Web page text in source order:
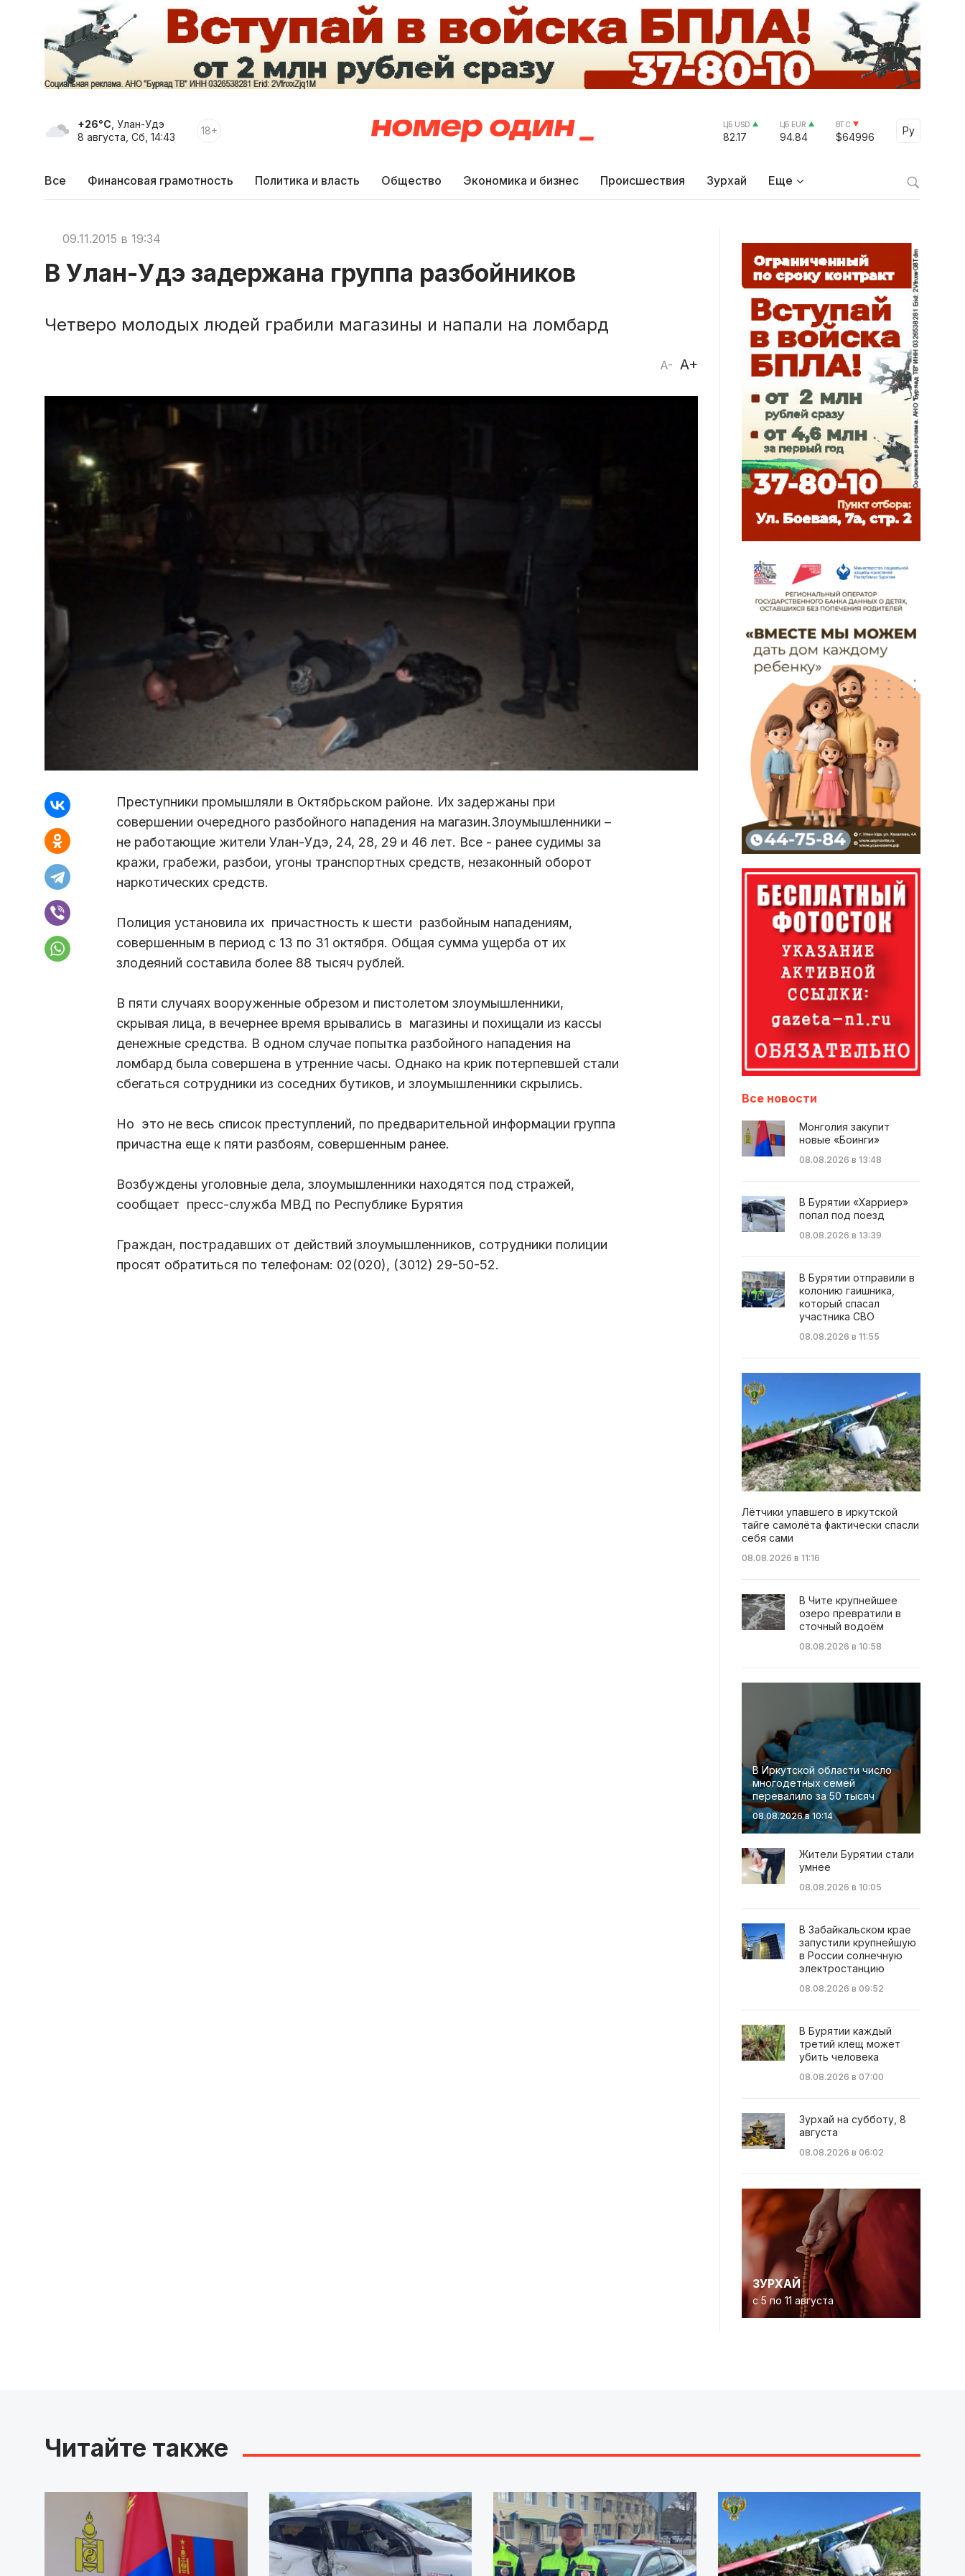
+26°C , Улан-Удэ
8 августа, Сб, 14:43
18+ ЦБ USD
82.17
ЦБ EUR
94.84
BTC
$64996
Ру
Select
Все Финансовая грамотность Политика и власть Общество Экономика и бизнес Происшествия Зурхай Еще
09.11.2015 в 19:34
В Улан-Удэ задержана группа разбойников
Четверо молодых людей грабили магазины и напали на ломбард
A- A+
Преступники промышляли в Октябрьском районе. Их задержаны при
совершении очередного разбойного нападения на магазин.Злоумышленники –
не работающие жители Улан-Удэ, 24, 28, 29 и 46 лет. Все - ранее судимы за
кражи, грабежи, разбои, угоны транспортных средств, незаконный оборот
наркотических средств.
Полиция установила их причастность к шести разбойным нападениям,
совершенным в период с 13 по 31 октября. Общая сумма ущерба от их
злодеяний составила более 88 тысяч рублей.
В пяти случаях вооруженные обрезом и пистолетом злоумышленники,
скрывая лица, в вечернее время врывались в магазины и похищали из кассы
денежные средства. В одном случае попытка разбойного нападения на
ломбард была совершена в утренние часы. Однако на крик потерпевшей стали
сбегаться сотрудники из соседних бутиков, и злоумышленники скрылись.
Но это не весь список преступлений, по предварительной информации группа
причастна еще к пяти разбоям, совершенным ранее.
Возбуждены уголовные дела, злоумышленники находятся под стражей,
сообщает пресс-служба МВД по Республике Бурятия
Граждан, пострадавших от действий злоумышленников, сотрудники полиции
просят обратиться по телефонам: 02(020), (3012) 29-50-52.
Все новости
Монголия закупит
новые «Боинги»
08.08.2026 в 13:48
В Бурятии «Харриер»
попал под поезд
08.08.2026 в 13:39
В Бурятии отправили в
колонию гаишника,
который спасал
участника СВО
08.08.2026 в 11:55
Лётчики упавшего в иркутской
тайге самолёта фактически спасли
себя сами
08.08.2026 в 11:16
В Чите крупнейшее
озеро превратили в
сточный водоём
08.08.2026 в 10:58
В Иркутской области число
многодетных семей
перевалило за 50 тысяч
08.08.2026 в 10:14
Жители Бурятии стали
умнее
08.08.2026 в 10:05
В Забайкальском крае
запустили крупнейшую
в России солнечную
электростанцию
08.08.2026 в 09:52
В Бурятии каждый
третий клещ может
убить человека
08.08.2026 в 07:00
Зурхай на субботу, 8
августа
08.08.2026 в 06:02
ЗУРХАЙ
с 5 по 11 августа
Читайте также